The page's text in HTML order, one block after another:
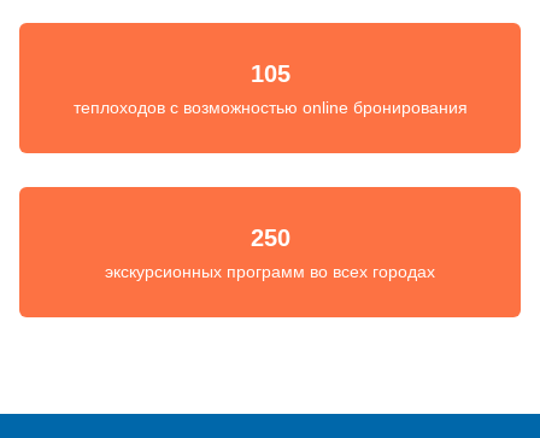
105
теплоходов с возможностью online бронирования
250
экскурсионных программ во всех городах